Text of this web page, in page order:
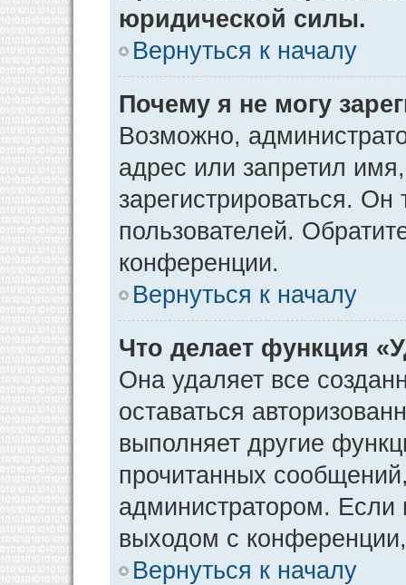
юридической силы.
Вернуться к началу
Почему я не могу
Возможно,
адрес или запретил
зарегистрироваться.
пользователей.
конференции.
Вернуться к началу
Что делает функция
Она удаляет все
оставаться
выполняет другие
прочитанных
администратором. Если
выходом с
Вернуться к началу